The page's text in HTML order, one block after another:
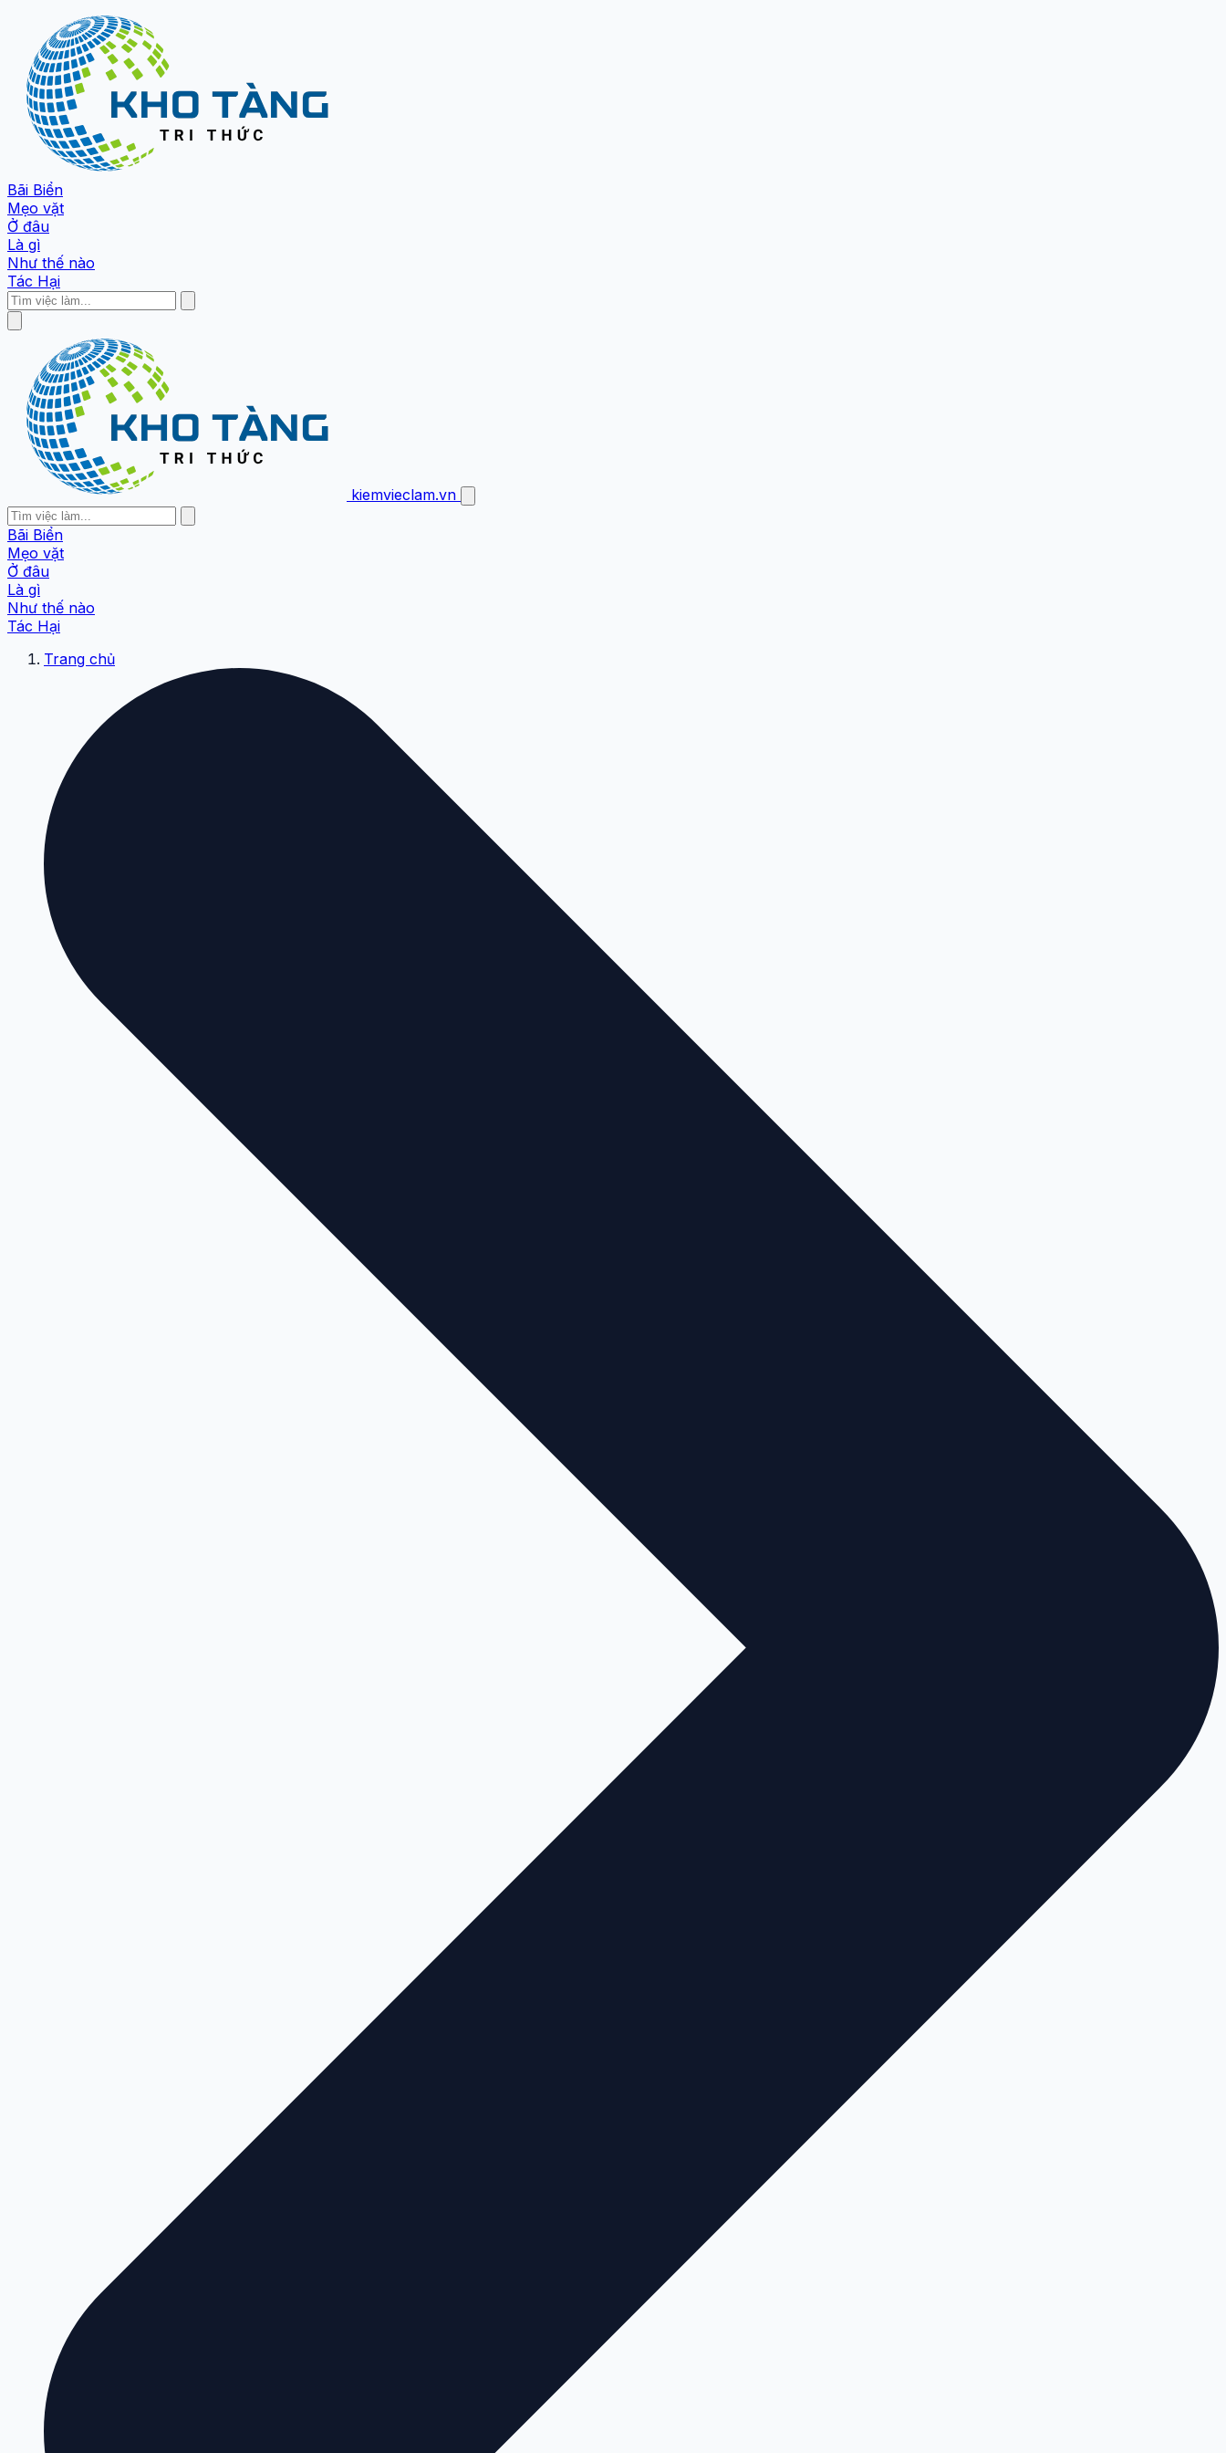
Bãi Biển
Mẹo vặt
Ở đâu
Là gì
Như thế nào
Tác Hại
kiemvieclam.vn
Bãi Biển
Mẹo vặt
Ở đâu
Là gì
Như thế nào
Tác Hại
Trang chủ